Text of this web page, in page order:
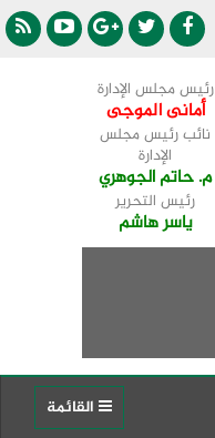
رئيس مجلس الإدارة
أمانى الموجى
نائب رئيس مجلس
الإدارة
م. حاتم الجوهري
رئيس التحرير
ياسر هاشم